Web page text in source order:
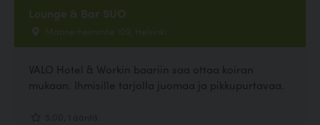
Lounge & Bar SUO
Mannerheimintie 109, Helsinki
VALO Hotel & Workin baariin saa ottaa koiran
mukaan. Ihmisille tarjolla juomaa ja pikkupurtavaa.